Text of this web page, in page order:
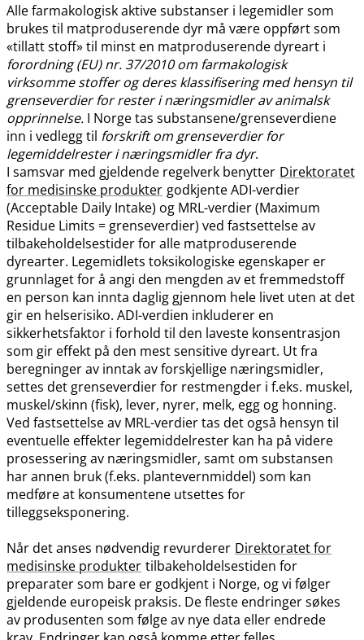
Alle farmakologisk aktive substanser i legemidler som
brukes til matproduserende dyr må være oppført som
«tillatt stoff» til minst en matproduserende dyreart i
forordning (EU) nr. 37/2010 om farmakologisk
virksomme stoffer og deres klassifisering med hensyn til
grenseverdier for rester i næringsmidler av animalsk
opprinnelse. I Norge tas substansene​/​grenseverdiene
inn i vedlegg til forskrift om grenseverdier for
legemiddelrester i næringsmidler fra dyr.
I samsvar med gjeldende regelverk benytter Direktoratet
for medisinske produkter godkjente ADI-verdier
(Acceptable Daily Intake) og MRL-verdier (Maximum
Residue Limits = grenseverdier) ved fastsettelse av
tilbakeholdelsestider for alle matproduserende
dyrearter. Legemidlets toksikologiske egenskaper er
grunnlaget for å angi den mengden av et fremmedstoff
en person kan innta daglig gjennom hele livet uten at det
gir en helserisiko. ADI-verdien inkluderer en
sikkerhetsfaktor i forhold til den laveste konsentrasjon
som gir effekt på den mest sensitive dyreart. Ut fra
beregninger av inntak av forskjellige næringsmidler,
settes det grenseverdier for restmengder i f.eks. muskel,
muskel​/​skinn (fisk), lever, nyrer, melk, egg og honning.
Ved fastsettelse av MRL-verdier tas det også hensyn til
eventuelle effekter legemiddelrester kan ha på videre
prosessering av næringsmidler, samt om substansen
har annen bruk (f.eks. plantevernmiddel) som kan
medføre at konsumentene utsettes for
tilleggseksponering.
Når det anses nødvendig revurderer Direktoratet for
medisinske produkter tilbakeholdelsestiden for
preparater som bare er godkjent i Norge, og vi følger
gjeldende europeisk praksis. De fleste endringer søkes
av produsenten som følge av nye data eller endrede